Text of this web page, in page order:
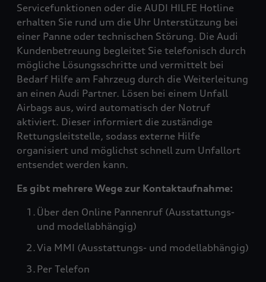
Servicefunktionen oder die AUDI HILFE Hotline
erhalten Sie rund um die Uhr Unterstützung bei
einer Panne oder technischen Störung. Die Audi
Kundenbetreuung begleitet Sie telefonisch durch
mögliche Lösungsschritte und vermittelt bei
Bedarf Hilfe am Fahrzeug durch die Weiterleitung
an einen Audi Partner. Lösen bei einem Unfall
Airbags aus, wird automatisch der Notruf
aktiviert. Dieser informiert die zuständige
Rettungsleitstelle, sodass externe Hilfe
organisiert und möglichst schnell zum Unfallort
entsendet werden kann.
Es gibt mehrere Wege zur Kontaktaufnahme:
Über den Online Pannenruf (Ausstattungs-
und modellabhängig)
Via MMI (Ausstattungs- und modellabhängig)
Per Telefon